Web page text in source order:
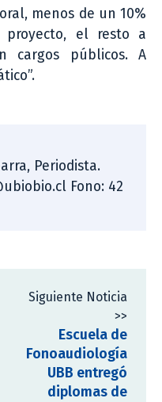
menos de un 10%
proyecto, el resto a
cargos públicos. A
Periodista.
Fono: 42
Siguiente Noticia
>>
Escuela de
Fonoaudiología
UBB entregó
diplomas de